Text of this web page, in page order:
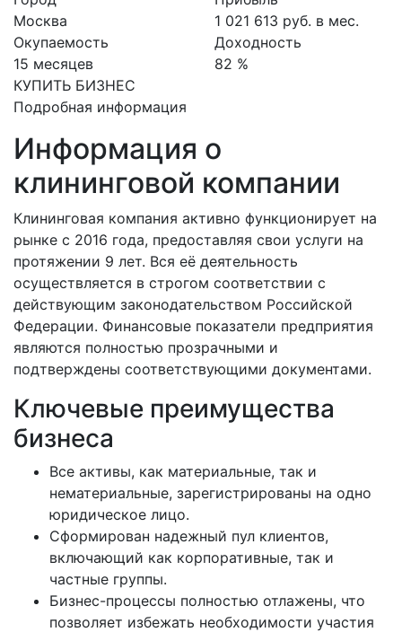
Москва
Окупаемость
15 месяцев
КУПИТЬ БИЗНЕС
1 021 613 руб. в мес.
Доходность
82 %
Подробная информация
Информация о
клининговой компании
Клининговая компания активно функционирует на
рынке с 2016 года, предоставляя свои услуги на
протяжении 9 лет. Вся её деятельность
осуществляется в строгом соответствии с
действующим законодательством Российской
Федерации. Финансовые показатели предприятия
являются полностью прозрачными и
подтверждены соответствующими документами.
Ключевые преимущества
бизнеса
Все активы, как материальные, так и
нематериальные, зарегистрированы на одно
юридическое лицо.
Сформирован надежный пул клиентов,
включающий как корпоративные, так и
частные группы.
Бизнес-процессы полностью отлажены, что
позволяет избежать необходимости участия